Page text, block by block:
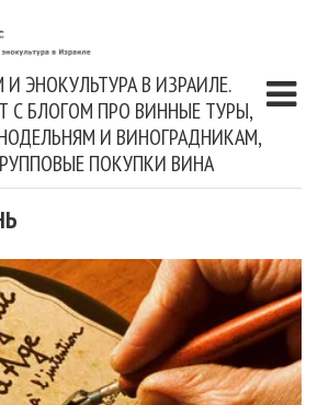
ЭНОКУЛЬТУРА В ИЗРАИЛЕ.
С БЛОГОМ ПРО ВИННЫЕ ТУРЫ,
И ВИНОГРАДНИКАМ,
ПОКУПКИ ВИНА